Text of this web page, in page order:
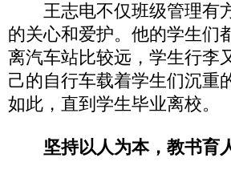
王志电不仅班级管理有
的关心和爱护。他的学生们
离汽车站比较远，学生行李
己的自行车载着学生们沉重
如此，直到学生毕业离校。
坚持以人为本，教书育